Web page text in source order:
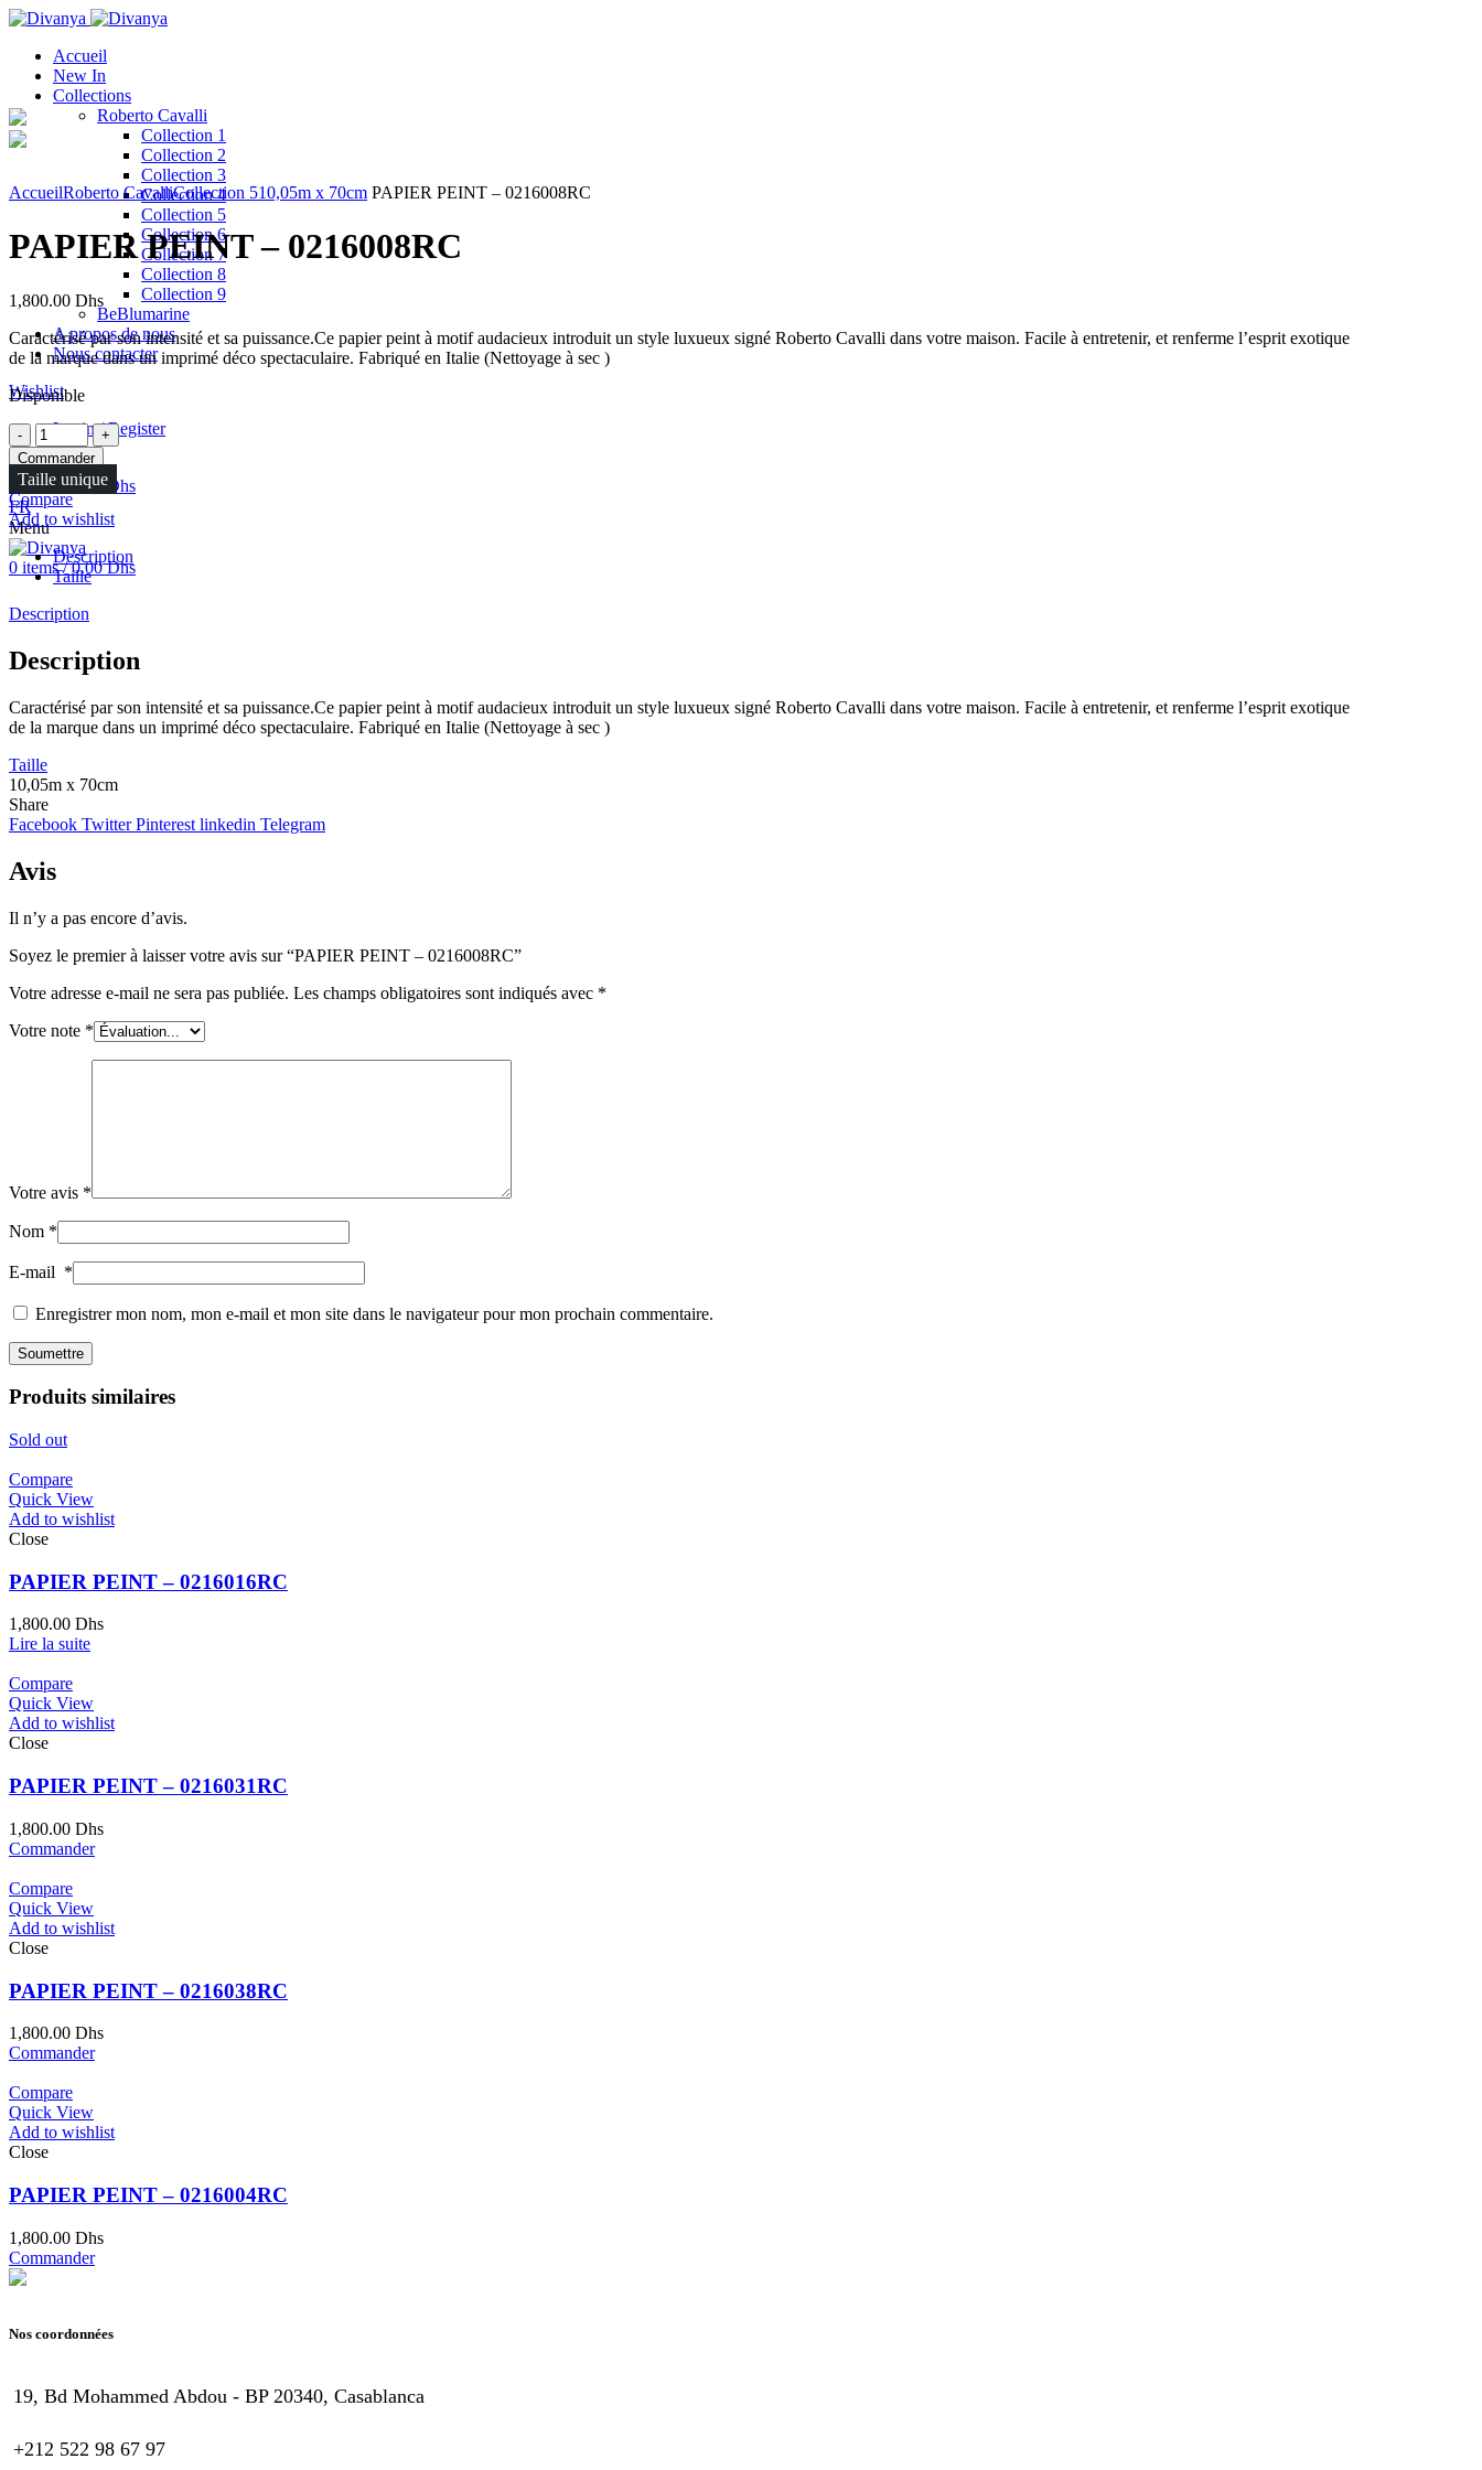
Accueil
New In
Collections
Roberto Cavalli
Collection 1
Collection 2
Collection 3
Collection 4
Collection 5
Collection 6
Collection 7
Collection 8
Collection 9
BeBlumarine
A propos de nous
Nous contacter
Wishlist
Login / Register
0items / 0.00Dhs
FR
Menu
0 items / 0.00Dhs
AccueilRoberto CavalliCollection 510,05m x 70cm PAPIER PEINT – 0216008RC
PAPIER PEINT – 0216008RC
1,800.00 Dhs
Caractérisé par son intensité et sa puissance.Ce papier peint à motif audacieux introduit un style luxueux signé Roberto Cavalli dans votre maison. Facile à entretenir, et renferme l’esprit exotique
de la marque dans un imprimé déco spectaculaire. Fabriqué en Italie (Nettoyage à sec )
Disponible
Quantité
Commander
Taille unique
Compare
Add to wishlist
Description
Taille
Description
Description
Caractérisé par son intensité et sa puissance.Ce papier peint à motif audacieux introduit un style luxueux signé Roberto Cavalli dans votre maison. Facile à entretenir, et renferme l’esprit exotique
de la marque dans un imprimé déco spectaculaire. Fabriqué en Italie (Nettoyage à sec )
Taille
10,05m x 70cm
Share
Facebook Twitter Pinterest linkedin Telegram
Avis
Il n’y a pas encore d’avis.
Soyez le premier à laisser votre avis sur “PAPIER PEINT – 0216008RC”
Votre adresse e-mail ne sera pas publiée. Les champs obligatoires sont indiqués avec *
Votre note *
Votre avis *
Nom *
E-mail *
Enregistrer mon nom, mon e-mail et mon site dans le navigateur pour mon prochain commentaire.
Produits similaires
Sold out
Compare
Quick View
Add to wishlist
Close
PAPIER PEINT – 0216016RC
1,800.00 Dhs
Lire la suite
Compare
Quick View
Add to wishlist
Close
PAPIER PEINT – 0216031RC
1,800.00 Dhs
Commander
Compare
Quick View
Add to wishlist
Close
PAPIER PEINT – 0216038RC
1,800.00 Dhs
Commander
Compare
Quick View
Add to wishlist
Close
PAPIER PEINT – 0216004RC
1,800.00 Dhs
Commander
Nos coordonnées
19, Bd Mohammed Abdou - BP 20340, Casablanca
+212 522 98 67 97